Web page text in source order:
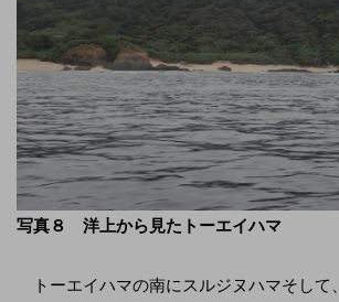
写真８ 洋上から見たトーエイハマ
トーエイハマの南にスルジヌハマそして